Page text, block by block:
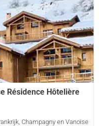
Résidence Hôtelière
Champagny en Vanoise